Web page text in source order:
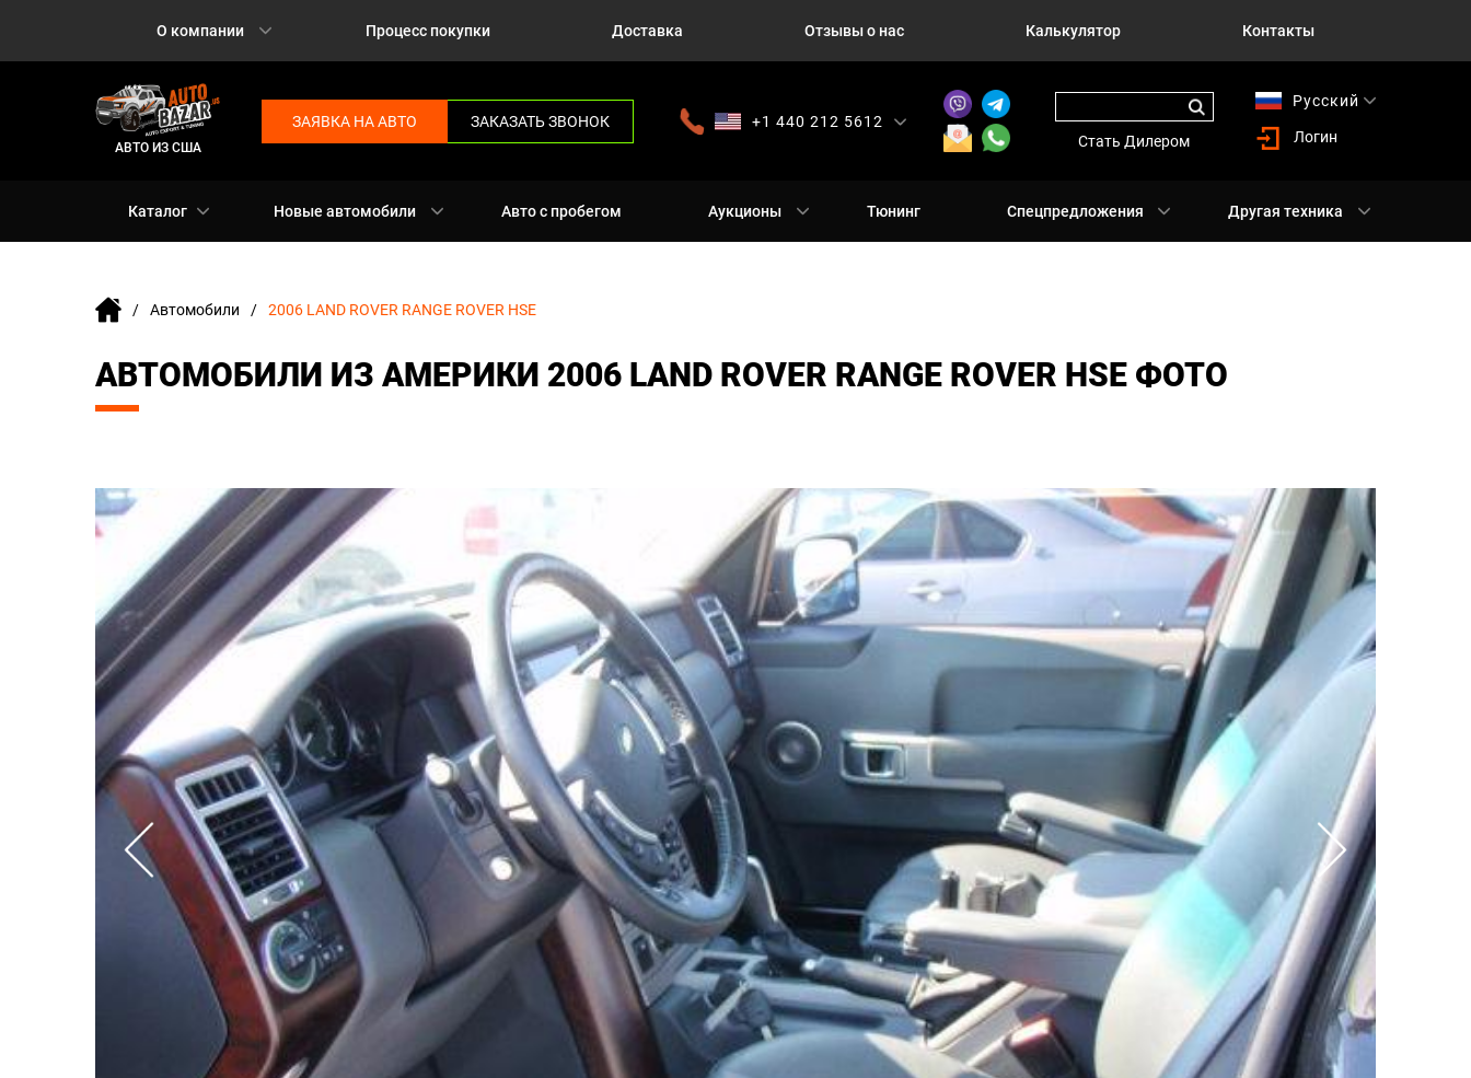
О компании Процесс покупки Доставка Отзывы о нас Калькулятор Контакты
АВТО ИЗ США
ЗАЯВКА НА АВТО ЗАКАЗАТЬ ЗВОНОК
+1 440 212 5612
Стать Дилером
Русский
Логин
Каталог Новые автомобили Авто с пробегом Аукционы Тюнинг Спецпредложения Другая техника
Автомобили 2006 LAND ROVER RANGE ROVER HSE
АВТОМОБИЛИ ИЗ АМЕРИКИ 2006 LAND ROVER RANGE ROVER HSE ФОТО